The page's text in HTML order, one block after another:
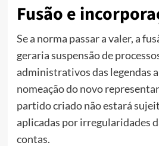
Fusão e
Se a norma passar a valer, a
geraria suspensão de
administrativos das legendas
nomeação do novo
partido criado não estará
aplicadas por irregularidades
contas.